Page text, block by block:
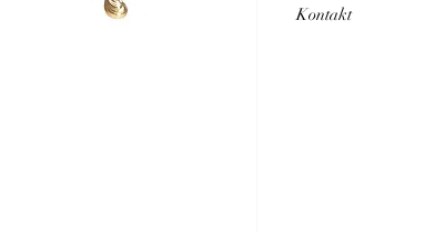
en proforma-faktura
Kontakt